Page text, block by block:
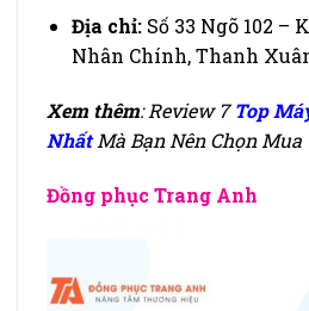
Địa chỉ:Số 33 Ngõ 102 –
Nhân Chính, Thanh
Xem thêm: Review 7Top
NhấtMà Bạn Nên Chọn Mua
Đồng phục Trang Anh